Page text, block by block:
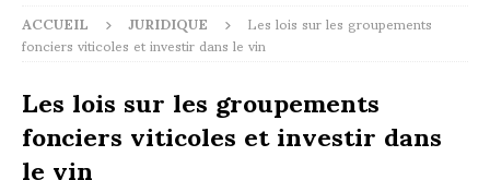
ACCUEIL JURIDIQUE Les lois sur les groupements
fonciers viticoles et investir dans le vin
Les lois sur les groupements
fonciers viticoles et investir dans